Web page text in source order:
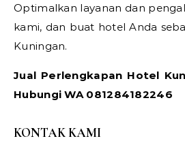
Optimalkan layanan dan
kami, dan buat hotel Anda
Kuningan.
Jual Perlengkapan Hotel
Hubungi WA 081284182246
KONTAK KAMI